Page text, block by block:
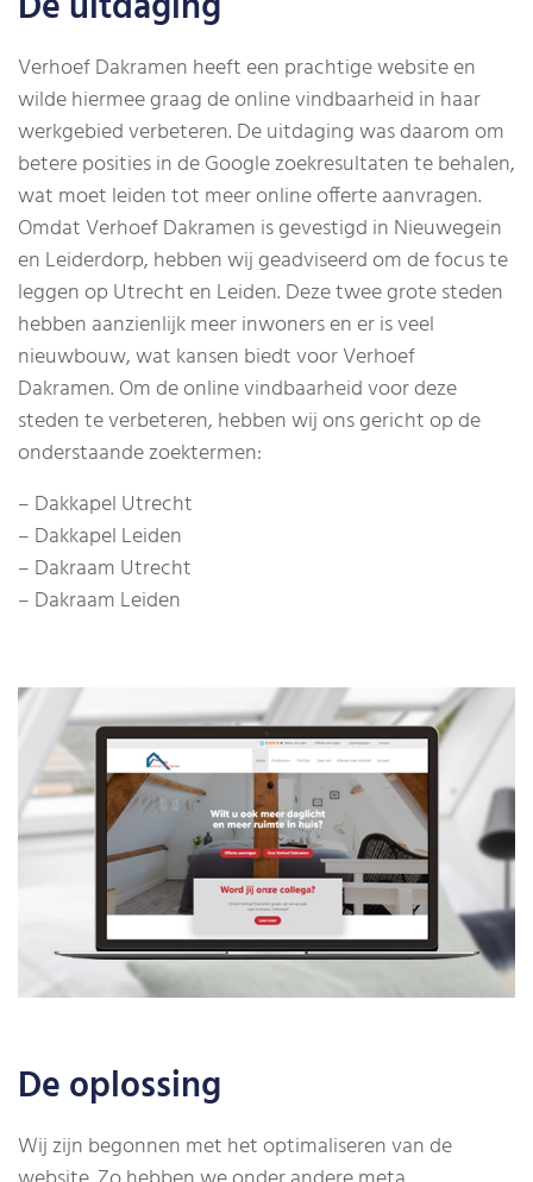
Verhoef Dakramen heeft een prachtige website en
wilde hiermee graag de online vindbaarheid in haar
werkgebied verbeteren. De uitdaging was daarom om
betere posities in de Google zoekresultaten te behalen,
wat moet leiden tot meer online offerte aanvragen.
Omdat Verhoef Dakramen is gevestigd in Nieuwegein
en Leiderdorp, hebben wij geadviseerd om de focus te
leggen op Utrecht en Leiden. Deze twee grote steden
hebben aanzienlijk meer inwoners en er is veel
nieuwbouw, wat kansen biedt voor Verhoef
Dakramen. Om de online vindbaarheid voor deze
steden te verbeteren, hebben wij ons gericht op de
onderstaande zoektermen:
– Dakkapel Utrecht
– Dakkapel Leiden
– Dakraam Utrecht
– Dakraam Leiden
De oplossing
Wij zijn begonnen met het optimaliseren van de